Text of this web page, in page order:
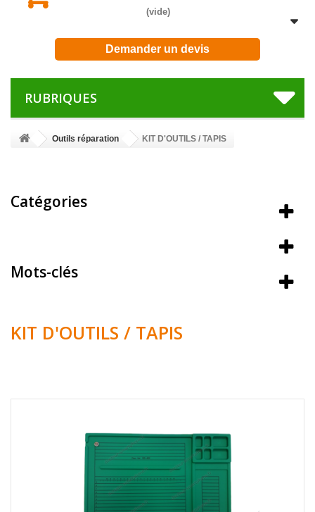
(vide)
Demander un devis
RUBRIQUES
Outils réparation KIT D'OUTILS / TAPIS
Catégories
Mots-clés
KIT D'OUTILS / TAPIS